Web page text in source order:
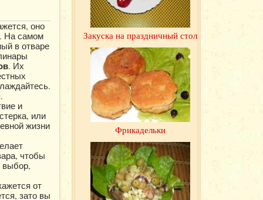
оно
На самом
в отваре
. Их
и
или
жизни
чтобы
выбор,
от
зато вы
Закуска на праздничный стол
Фрикадельки